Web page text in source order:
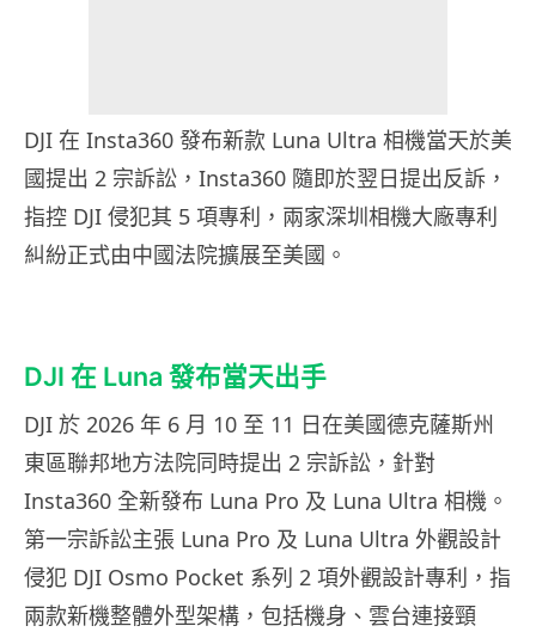
DJI 在 Insta360 發布新款 Luna Ultra 相機當天於美
國提出 2 宗訴訟，Insta360 隨即於翌日提出反訴，
指控 DJI 侵犯其 5 項專利，兩家深圳相機大廠專利
糾紛正式由中國法院擴展至美國。
DJI 在 Luna 發布當天出手
DJI 於 2026 年 6 月 10 至 11 日在美國德克薩斯州
東區聯邦地方法院同時提出 2 宗訴訟，針對
Insta360 全新發布 Luna Pro 及 Luna Ultra 相機。
第一宗訴訟主張 Luna Pro 及 Luna Ultra 外觀設計
侵犯 DJI Osmo Pocket 系列 2 項外觀設計專利，指
兩款新機整體外型架構，包括機身、雲台連接頸